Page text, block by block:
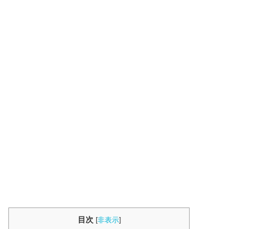
目次 [非表示]